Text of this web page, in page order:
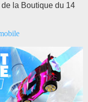
la Boutique du 14